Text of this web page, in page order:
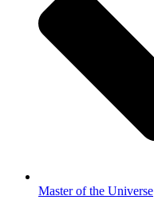
Master of the Universe